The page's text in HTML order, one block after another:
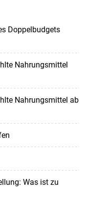
Doppelbudgets
Nahrungsmittel
Nahrungsmittel ab
Was ist zu